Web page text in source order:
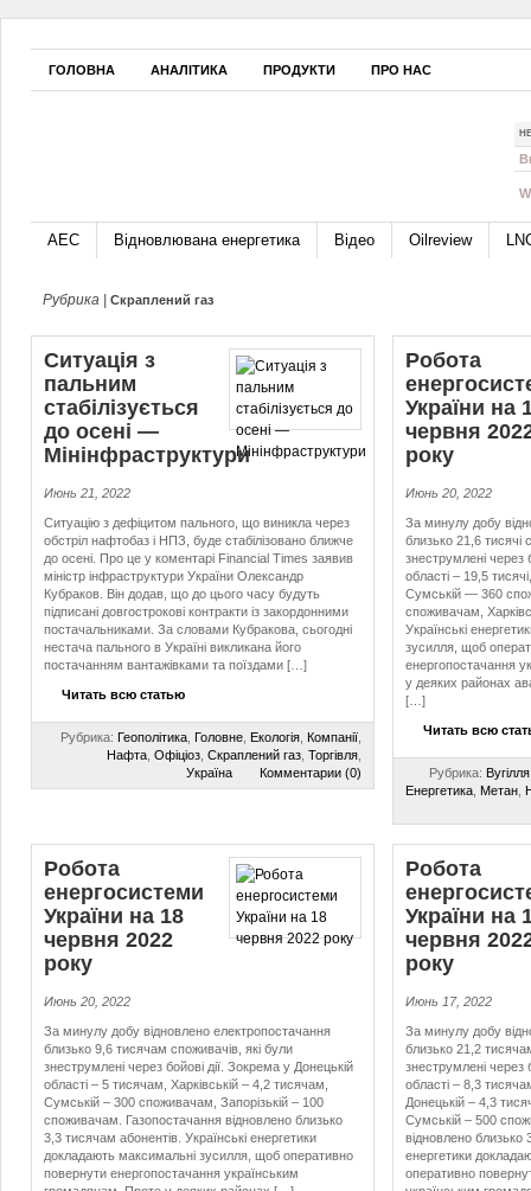
ГОЛОВНА АНАЛІТИКА ПРОДУКТИ ПРО НАС
АЕС Відновлювана енергетика Відео Oilreview
Рубрика | Скраплений газ
Ситуація з
пальним
стабілізується
до осені —
Мінінфраструктури
Июнь 21, 2022
Ситуацію з дефіцитом пального, що виникла через
обстріл нафтобаз і НПЗ, буде стабілізовано ближче
до осені. Про це у коментарі Financial Times заявив
міністр інфраструктури України Олександр
Кубраков. Він додав, що до цього часу будуть
підписані довгострокові контракти із закордонними
постачальниками. За словами Кубракова, сьогодні
нестача пального в Україні викликана його
постачанням вантажівками та поїздами […]
Читать всю статью
Рубрика: Геополітика Головне Екологія Компанії
Нафта Офіціоз Скраплений газ Торгівля
Україна
Комментарии (0)
Робота
України на
червня
року
Июнь 20, 2022
За минулу добу
близько 21,6 тисячі
знеструмлені через
області – 19,5
Сумській — 360
споживачам,
Українські
зусилля, щоб
енергопостачання
у деяких районах
[…]
Читать всю
Рубрика: Вугілля
Енергетика Метан
Робота
енергосистеми
України на 18
червня 2022
року
Июнь 20, 2022
За минулу добу відновлено електропостачання
близько 9,6 тисячам споживачів, які були
знеструмлені через бойові дії. Зокрема у Донецькій
області – 5 тисячам, Харківській – 4,2 тисячам,
Сумській – 300 споживачам, Запорізькій – 100
споживачам. Газопостачання відновлено близько
3,3 тисячам абонентів. Українські енергетики
докладають максимальні зусилля, щоб оперативно
повернути енергопостачання українським
Робота
України на
червня
року
Июнь 17, 2022
За минулу добу
близько 21,2
знеструмлені через
області – 8,3
Донецькій – 4,3
Сумській – 500
відновлено близько
енергетики
оперативно